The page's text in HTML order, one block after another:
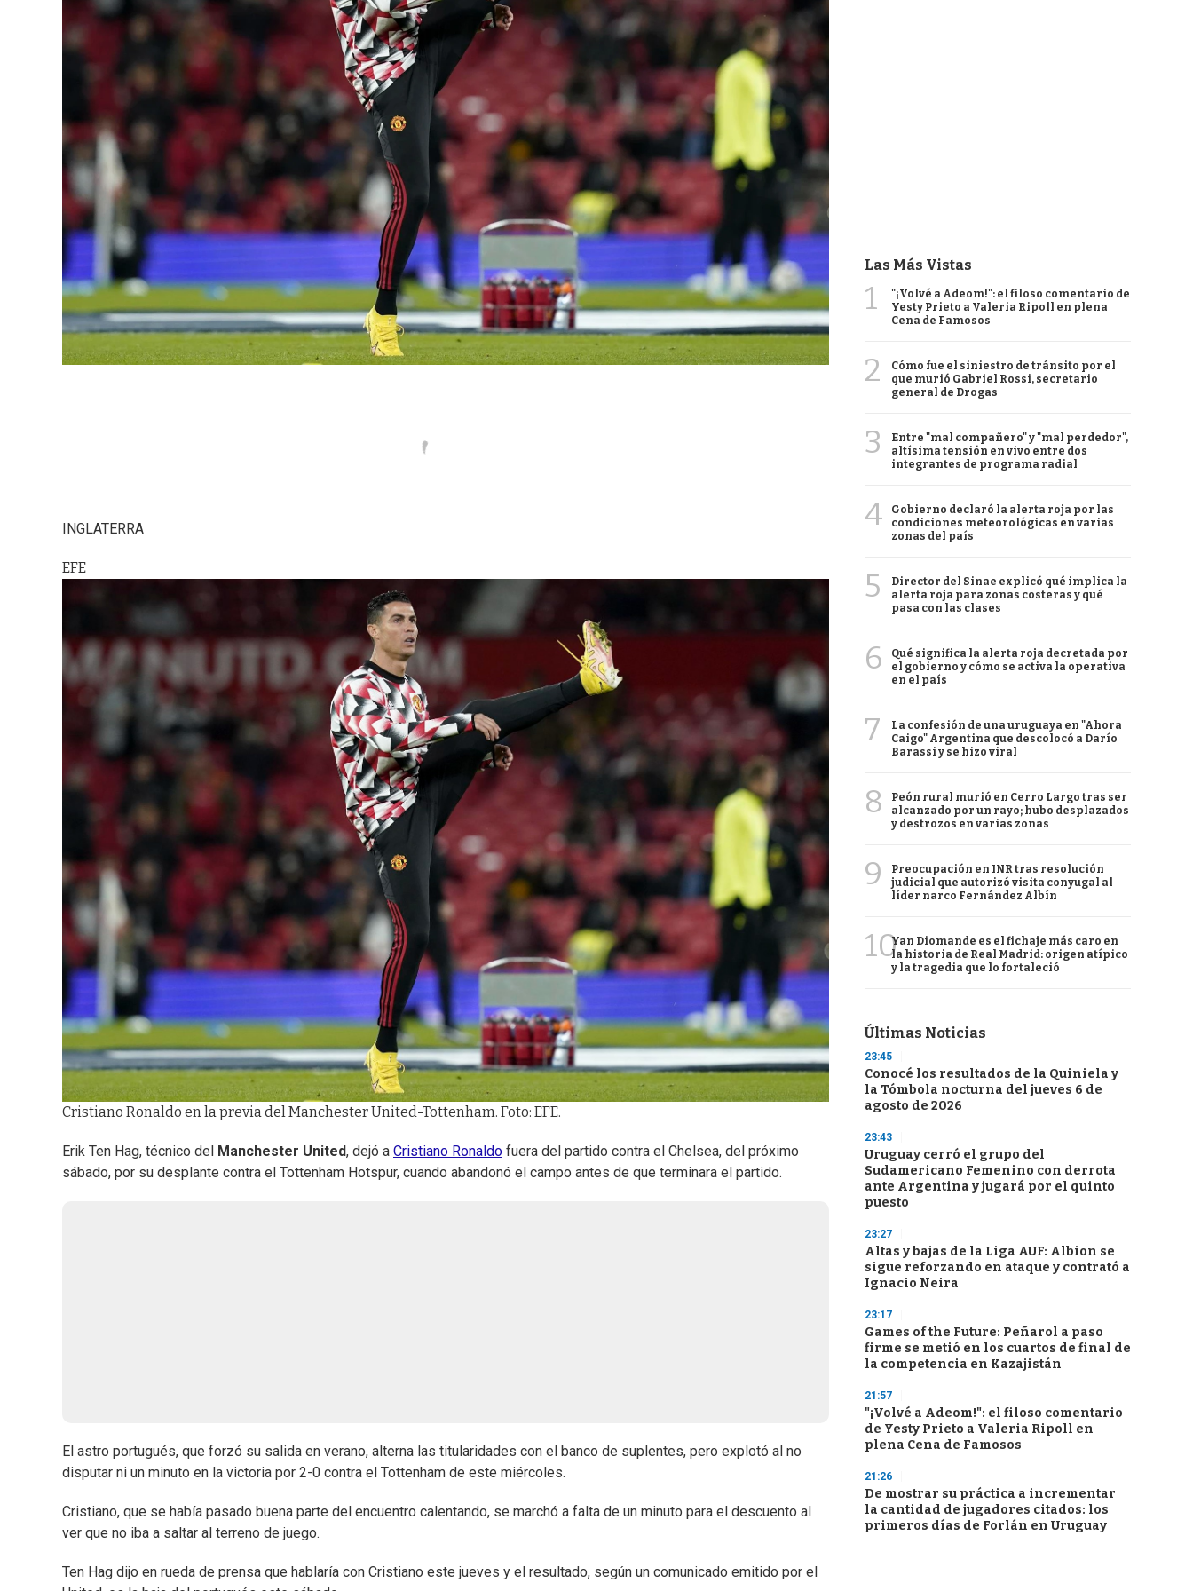
INGLATERRA
EFE
Cristiano Ronaldo en la previa del Manchester United-Tottenham. Foto: EFE.
Erik Ten Hag, técnico del Manchester United, dejó a Cristiano Ronaldo fuera del partido contra el Chelsea, del próximo
sábado, por su desplante contra el Tottenham Hotspur, cuando abandonó el campo antes de que terminara el partido.
El astro portugués, que forzó su salida en verano, alterna las titularidades con el banco de suplentes, pero explotó al no
disputar ni un minuto en la victoria por 2-0 contra el Tottenham de este miércoles.
Cristiano, que se había pasado buena parte del encuentro calentando, se marchó a falta de un minuto para el descuento al
ver que no iba a saltar al terreno de juego.
Ten Hag dijo en rueda de prensa que hablaría con Cristiano este jueves y el resultado, según un comunicado emitido por el
Las Más Vistas
1
"¡Volvé a Adeom!": el filoso comentario de
Yesty Prieto a Valeria Ripoll en plena
Cena de Famosos
2
Cómo fue el siniestro de tránsito por el
que murió Gabriel Rossi, secretario
general de Drogas
3
Entre "mal compañero" y "mal perdedor",
altísima tensión en vivo entre dos
integrantes de programa radial
4
Gobierno declaró la alerta roja por las
condiciones meteorológicas en varias
zonas del país
5
Director del Sinae explicó qué implica la
alerta roja para zonas costeras y qué
pasa con las clases
6
Qué significa la alerta roja decretada por
el gobierno y cómo se activa la operativa
en el país
7
La confesión de una uruguaya en "Ahora
Caigo" Argentina que descolocó a Darío
Barassi y se hizo viral
8
Peón rural murió en Cerro Largo tras ser
alcanzado por un rayo; hubo desplazados
y destrozos en varias zonas
9
Preocupación en INR tras resolución
judicial que autorizó visita conyugal al
líder narco Fernández Albín
10Yan Diomande es el fichaje más caro en
la historia de Real Madrid: origen atípico
y la tragedia que lo fortaleció
Últimas Noticias
23:45
Conocé los resultados de la Quiniela y
la Tómbola nocturna del jueves 6 de
agosto de 2026
23:43
Uruguay cerró el grupo del
Sudamericano Femenino con derrota
ante Argentina y jugará por el quinto
puesto
23:27
Altas y bajas de la Liga AUF: Albion se
sigue reforzando en ataque y contrató a
Ignacio Neira
23:17
Games of the Future: Peñarol a paso
firme se metió en los cuartos de final de
la competencia en Kazajistán
21:57
"¡Volvé a Adeom!": el filoso comentario
de Yesty Prieto a Valeria Ripoll en
plena Cena de Famosos
21:26
De mostrar su práctica a incrementar
la cantidad de jugadores citados: los
primeros días de Forlán en Uruguay